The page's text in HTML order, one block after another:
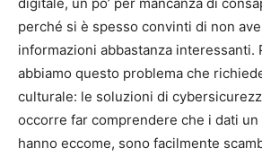
digitale, un po’ per mancanza di
perché si è spesso convinti di non
informazioni abbastanza interessanti.
abbiamo questo problema che
culturale: le soluzioni di
occorre far comprendere che i dati
hanno eccome, sono facilmente